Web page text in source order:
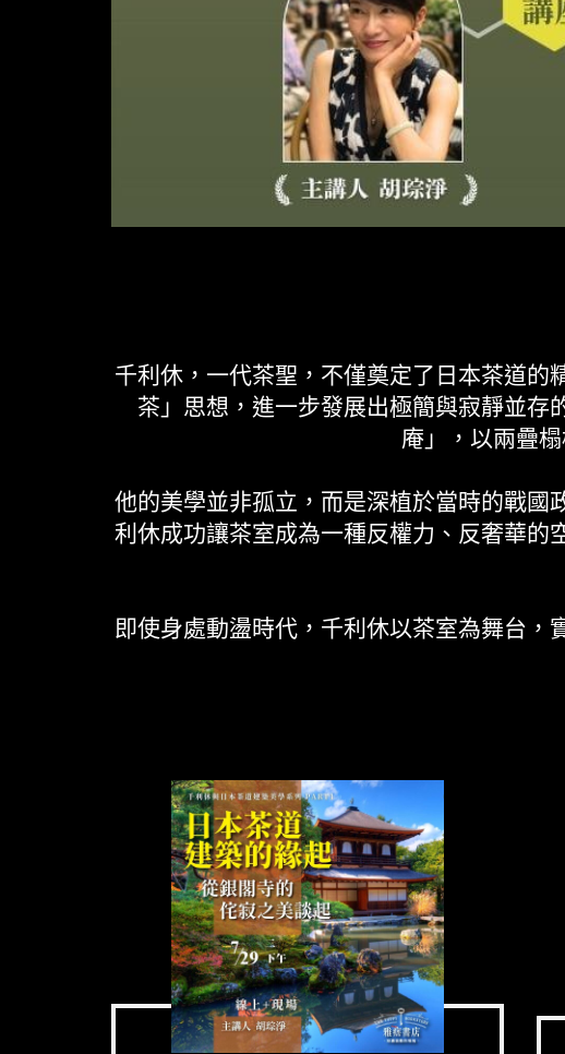
千利休，一代茶聖，不僅奠定了日本茶道
茶」思想，進一步發展出極簡與寂靜並存
庵」，以兩疊
他的美學並非孤立，而是深植於當時的戰國
利休成功讓茶室成為一種反權力、反奢華的
即使身處動盪時代，千利休以茶室為舞台